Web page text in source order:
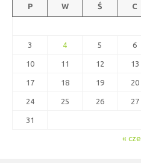
P W Ś C
3 4 5 6
10 11 12 13
17 18 19 20
24 25 26 27
31
« cze